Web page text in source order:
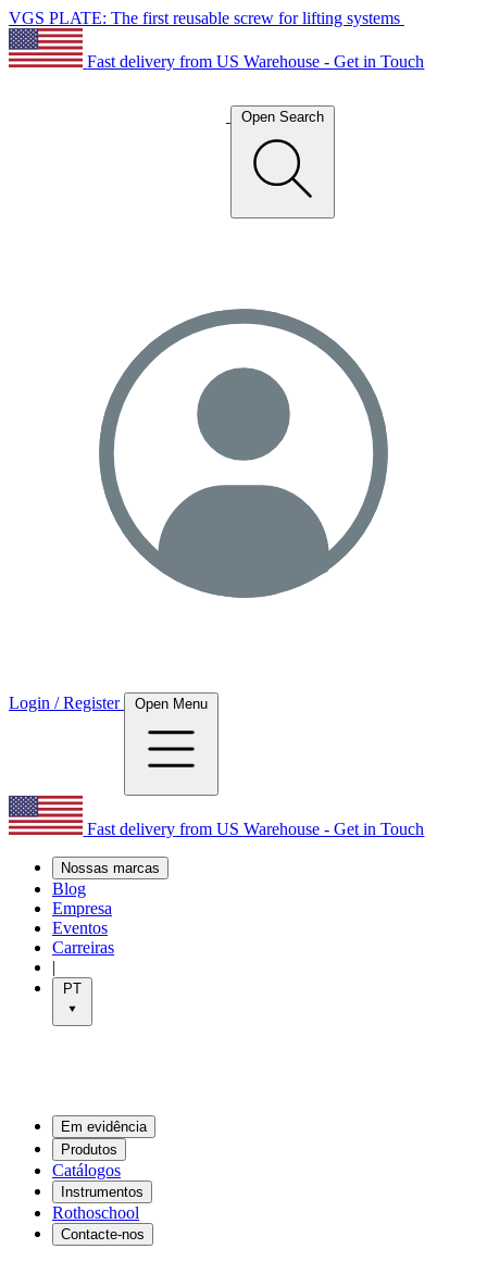
VGS PLATE: The first reusable screw for lifting systems
Fast delivery from US Warehouse - Get in Touch
Open Search
Login / Register Open Menu
Fast delivery from US Warehouse - Get in Touch
Nossas marcas
Blog
Empresa
Eventos
Carreiras
|
PT
Em evidência
Produtos
Catálogos
Instrumentos
Rothoschool
Contacte-nos